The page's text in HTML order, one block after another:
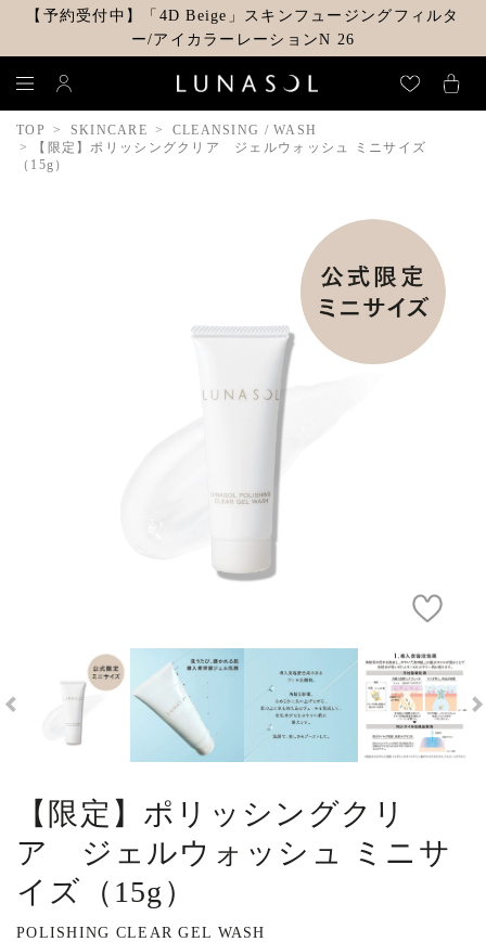
【予約受付中】「4D Beige」スキンフュージングフィルタ
ー/アイカラーレーションN 26
TOP SKINCARE
CLEANSING / WASH
【限定】ポリッシングクリア ジェルウォッシュ ミニサイズ
（15g）
【限定】ポリッシングクリ
ア ジェルウォッシュ ミニサ
イズ（15g）
POLISHING CLEAR GEL WASH